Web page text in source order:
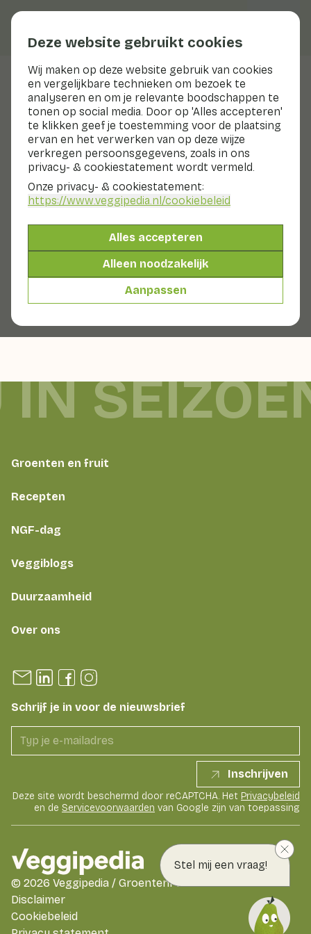
Stel mij een vraag!
Deze website gebruikt cookies
Wij maken op deze website gebruik van cookies
en vergelijkbare technieken om bezoek te
analyseren en om je relevante boodschappen te
tonen op social media. Door op 'Alles accepteren'
te klikken geef je toestemming voor de plaatsing
ervan en het verwerken van op deze wijze
verkregen persoonsgegevens, zoals in ons
privacy- & cookiestatement wordt vermeld.
Onze privacy- & cookiestatement:
https://www.veggipedia.nl/cookiebeleid
Alles accepteren
Alleen noodzakelijk
Aanpassen
Limoen
Bereiden & bewaren
BereidenBewaren
Van de limoen kan het vruchtvlees, het sap en de schil
gebruikt worden.
Wil je de schil gebruiken? Boen de limoenschil voor
gebruik dan goed schoon onder stromend water. Rasp
alleen het groene schilletje van de limoen. Rasp het
witte deel eronder niet mee, dat is bitter.
Wil je het sap gebruiken? Halveer de limoen en pers de
Groenten en fruit
Recepten
NGF-dag
Veggiblogs
Duurzaamheid
Over ons
Schrijf je in voor de nieuwsbrief
Inschrijven
Deze site wordt beschermd door reCAPTCHA. Het Privacybeleid
en de Servicevoorwaarden van Google zijn van toepassing
Disclaimer
Cookiebeleid
© 2026 Veggipedia / GroentenFruit Huis